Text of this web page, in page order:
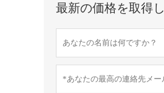
最新の価格を取得